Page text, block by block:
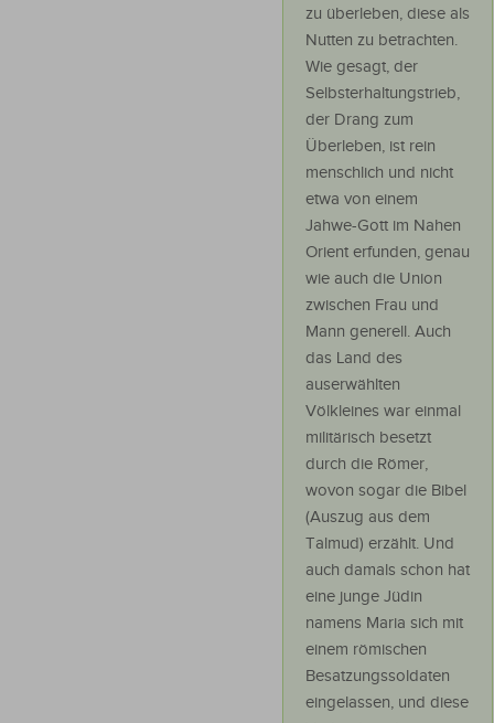
zu überleben, diese als
Nutten zu betrachten.
Wie gesagt, der
Selbsterhaltungstrieb,
der Drang zum
Überleben, ist rein
menschlich und nicht
etwa von einem
Jahwe-Gott im Nahen
Orient erfunden, genau
wie auch die Union
zwischen Frau und
Mann generell. Auch
das Land des
auserwählten
Völkleines war einmal
militärisch besetzt
durch die Römer,
wovon sogar die Bibel
(Auszug aus dem
Talmud) erzählt. Und
auch damals schon hat
eine junge Jüdin
namens Maria sich mit
einem römischen
Besatzungssoldaten
eingelassen, und diese